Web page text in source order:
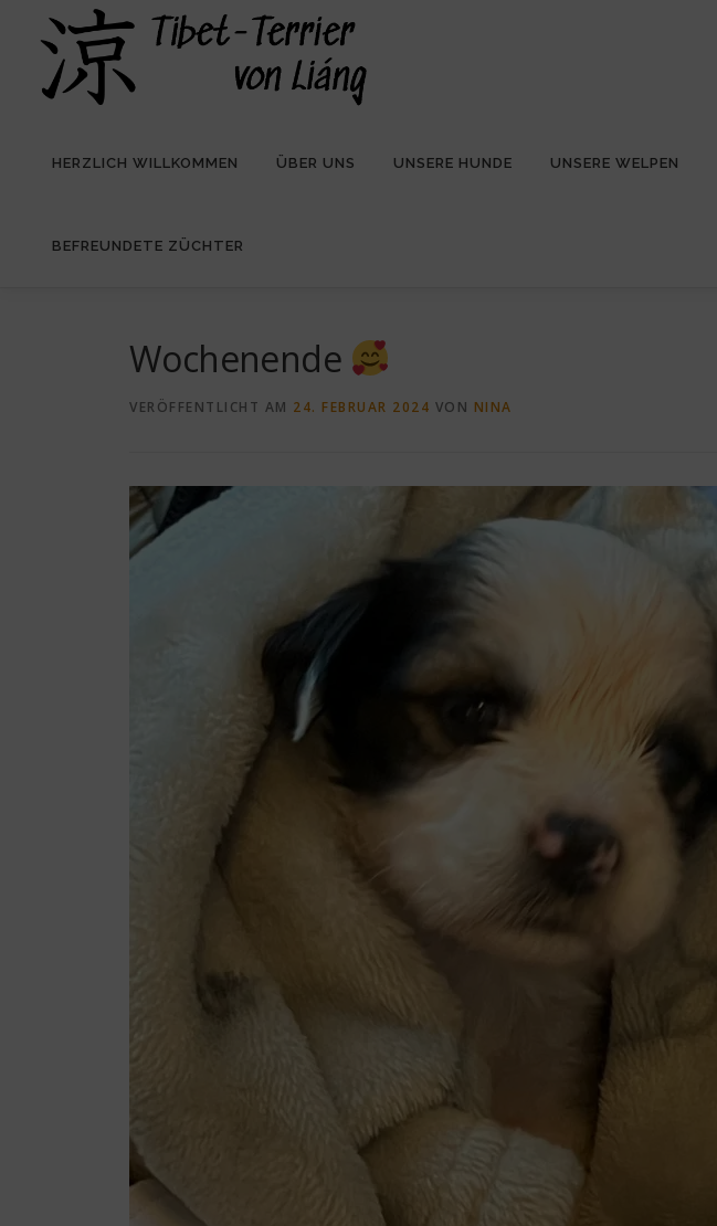
springen
HERZLICH WILLKOMMEN ÜBER UNS UNSERE HUNDE UNSERE WELPEN
BEFREUNDETE ZÜCHTER
Wochenende
VERÖFFENTLICHT AM 24. FEBRUAR 2024 VON NINA